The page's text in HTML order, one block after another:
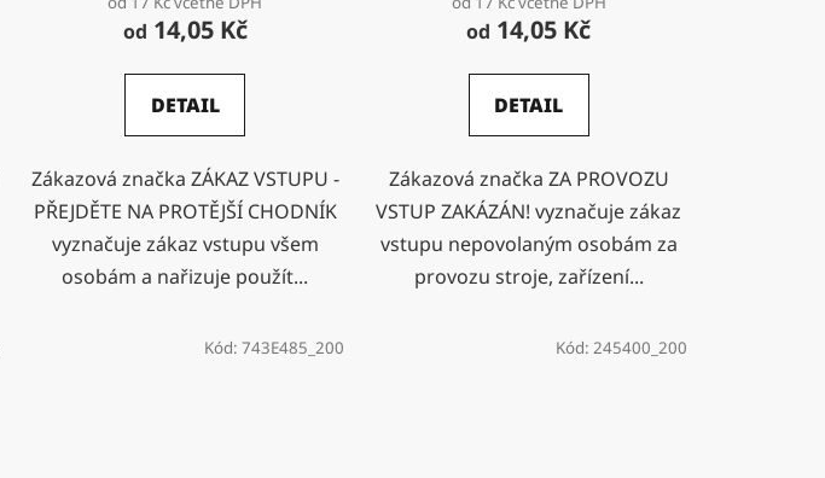
od 14,05 Kč
DETAIL
Zákazová značka ZÁKAZ VSTUPU -
PŘEJDĚTE NA PROTĚJŠÍ CHODNÍK
vyznačuje zákaz vstupu všem
osobám a nařizuje použít...
od 14,05 Kč
DETAIL
Zákazová značka ZA PROVOZU
VSTUP ZAKÁZÁN! vyznačuje zákaz
vstupu nepovolaným osobám za
provozu stroje, zařízení...
Kód: 743E485_200 Kód: 245400_200